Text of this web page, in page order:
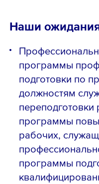
Наши
программы
подготовки по
должностям
программы
рабочих,
программы